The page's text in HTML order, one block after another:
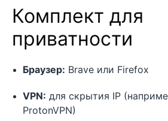
Комплект для
приватности
Браузер: Brave или Firefox
VPN: для скрытия IP
ProtonVPN)